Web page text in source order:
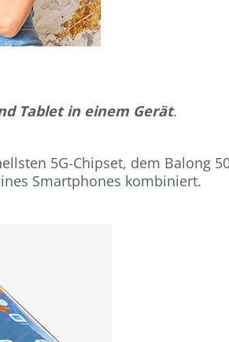
Tablet in einem Gerät.
5G-Chipset, dem Balong
Smartphones kombiniert.